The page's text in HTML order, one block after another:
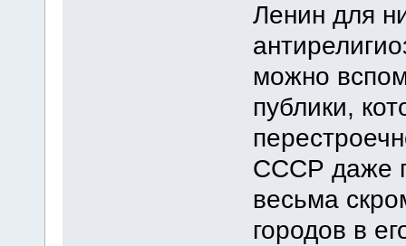
Ленин для
можно
публики,
СССР даже
весьма
городов в